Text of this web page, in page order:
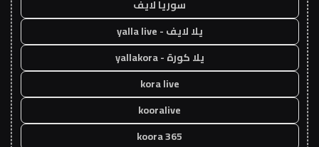
سوريا لايف
يلا لايف - yalla live
يلا كورة - yallakora
kora live
kooralive
koora 365